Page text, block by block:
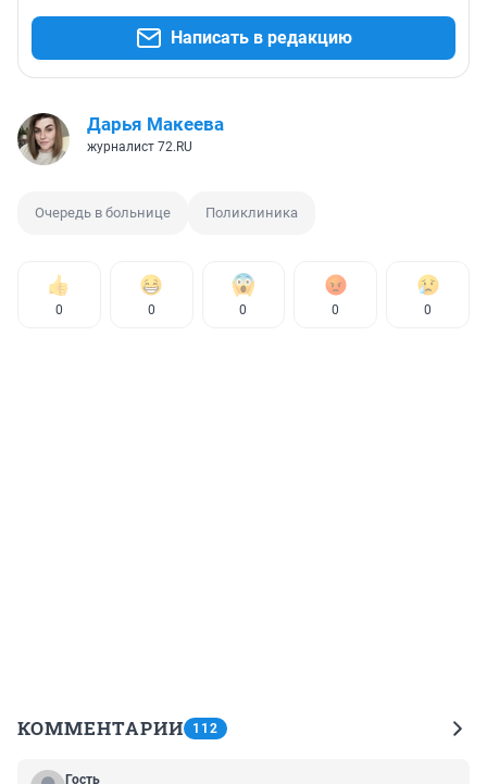
Написать в редакцию
Дарья Макеева
журналист 72.RU
Очередь в больнице Поликлиника
0 0 0 0 0
КОММЕНТАРИИ 112
Гость